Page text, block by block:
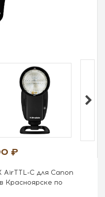
C для Canon
Красноярске по